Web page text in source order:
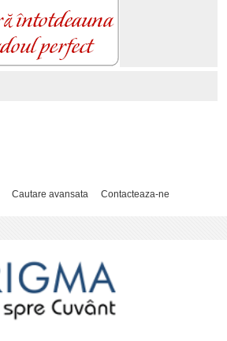
Cautare avansata Contacteaza-ne